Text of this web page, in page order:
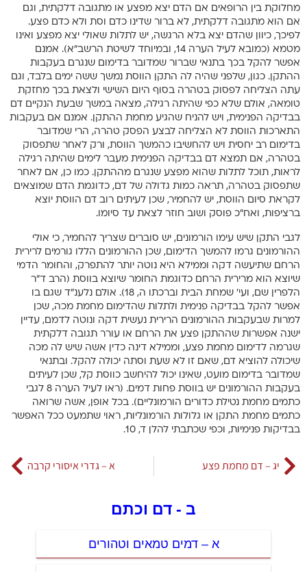
מחלוקת בין הרופאים אם הדם יצא מפצע או מתגובה דלקתית, וגם
אם הוא מתגובה דלקתית, לא ברור שדינו כדם וסת ולא כדם פצע.
לפיכך, כיוון שהדם יצא בלא הרגשה, יש לתלות שאולי יצא מפצע ואינו
מטמא (כמובא לעיל הערה 14, ובמיוחד לשיטת הרשב”א). אמנם
אפשר להקל בכך בתנאי שברור שמדובר בדימום שנגרם בעקבות
ההתקן. כגון, שלפני שהיה לה התקן הווסת נמשך ששה ימים בלבד, וגם
עתה הצליחה לפסוק בטהרה בסוף היום השישי ולצאת בכך מחזקת
טומאה, אולם שלא כפי שהיתה רגילה, מצאה במשך שבעת הנקיים דם
בבדיקה הפנימית, ויש להניח שהגיע מחמת ההתקן. אמנם אם בעקבות
התארכות הווסת לא הצליחה לבצע הפסק טהרה, הרי שמדובר
בדימום רב יחסית ויש להחשיבו כהמשך הווסת, ורק לאחר שתפסוק
בטהרה, אם תמצא דם בבדיקה הפנימית מעבר לימים שהיתה רגילה
לראות, תוכל לתלות שהוא מפצע שנגרם מההתקן. כמו כן, אם לאחר
שתפסוק בטהרה, תראה כמות גדולה של דם, כדוגמת הדם שמוצאים
לקראת סיום הווסת, יש להחמיר, שכן לעיתים רוב דם הווסת יוצא
ברציפות, ואח”כ פוסק ושוב חוזר לצאת עד סיומו.
לגבי התקן שיש עימו הורמונים, יש סוברים שצריך להחמיר, כי אולי
ההורמונים גרמו להמשך הדימום, שכן ההורמונים הללו גורמים לרירית
הרחם שתיעשה דקה וממילא היא נוטה יותר להתפרק, והחומר הדמי
שיוצא הוא מרירית הרחם כדוגמת החומר שיוצא בווסת (הרב ד”ר
הלפרין שם, ועי’ שמחת הבית וברכתו ה, 18). אולם נלענ”ד שגם בו
אפשר להקל בבדיקה פנימית ולתלות שהדימום מחמת מכה, שכן
למרות שבעקבות ההורמונים הרירית נעשית דקה ונוטה לדמם, עדיין
ישנה אפשרות שההתקן פצע את הרחם או עורר תגובה דלקתית
שגרמה לדימום מחמת פצע, וממילא דינה כדין אשה שיש לה מכה
שיכולה להוציא דם, שאם זו לא שעת וסתה יכולה להקל. ובתנאי
שמדובר בדימום מועט, שאינו יכול להיחשב כווסת קל, שכן לעיתים
בעקבות ההורמונים יש בווסת פחות דמים. (ראו לעיל הערה 8 לגבי
כתמים מחמת נטילת כדורים הורמונליים). בכל אופן, אשה שרואה
כתמים מחמת התקן או גלולות הורמונליות, ראוי שתמעט ככל האפשר
בבדיקות פנימיות, וכפי שכתבתי להלן ד, 10.
יג – דם מחמת פצע א – גדרי איסורי קרבה
ב - דם וכתם
א – דמים טמאים וטהורים